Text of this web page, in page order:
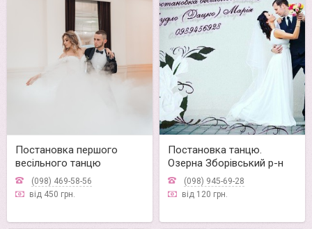
Постановка першого
весільного танцю
(098) 469-58-56
від 450 грн.
Постановка танцю.
Озерна Зборівський р-н
(098) 945-69-28
від 120 грн.